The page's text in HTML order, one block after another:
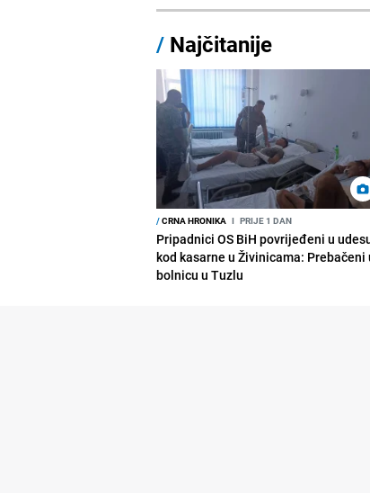
/ Najčitanije
/CRNA HRONIKA I PRIJE 1 DAN
Pripadnici OS BiH povrijeđeni u
kod kasarne u Živinicama: Prebačeni
bolnicu u Tuzlu